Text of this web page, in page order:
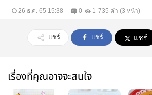
26 ธ.ค. 65 15:38 0 1 735 คำ (3 หน้า)
แชร์ แชร์ แชร์
เรื่องที่คุณอาจจะสนใจ